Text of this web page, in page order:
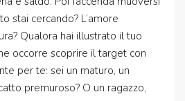
stai cercando? L’amore
Qualora hai illustrato il tuo
occorre scoprire il target con
per te: sei un maturo, un
premuroso? O un ragazzo,